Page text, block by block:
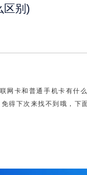
区别)
网卡和普通手机卡有
得下次来找不到哦，下